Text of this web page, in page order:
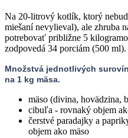
Na 20-litrový kotlík, ktorý
miešaní nevylieval), ale zhruba
potrebovať približne 5
zodpovedá 34 porciám (500 ml).
Množstvá jednotlivých
na 1 kg mäsa.
mäso (divina, hovädzina,
cibuľa - rovnaký objem
čerstvé paradajky a
objem ako mäso